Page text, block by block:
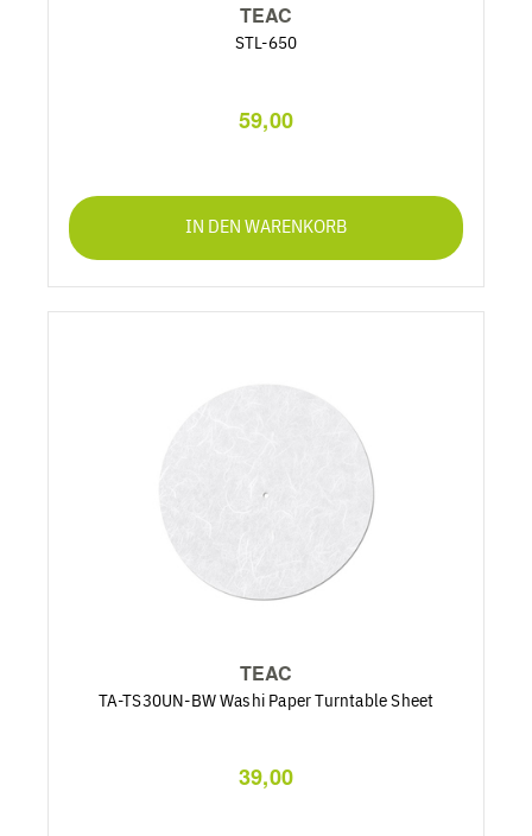
TEAC
STL-650
59,00
IN DEN WARENKORB
TEAC
TA-TS30UN-BW Washi Paper Turntable Sheet
39,00